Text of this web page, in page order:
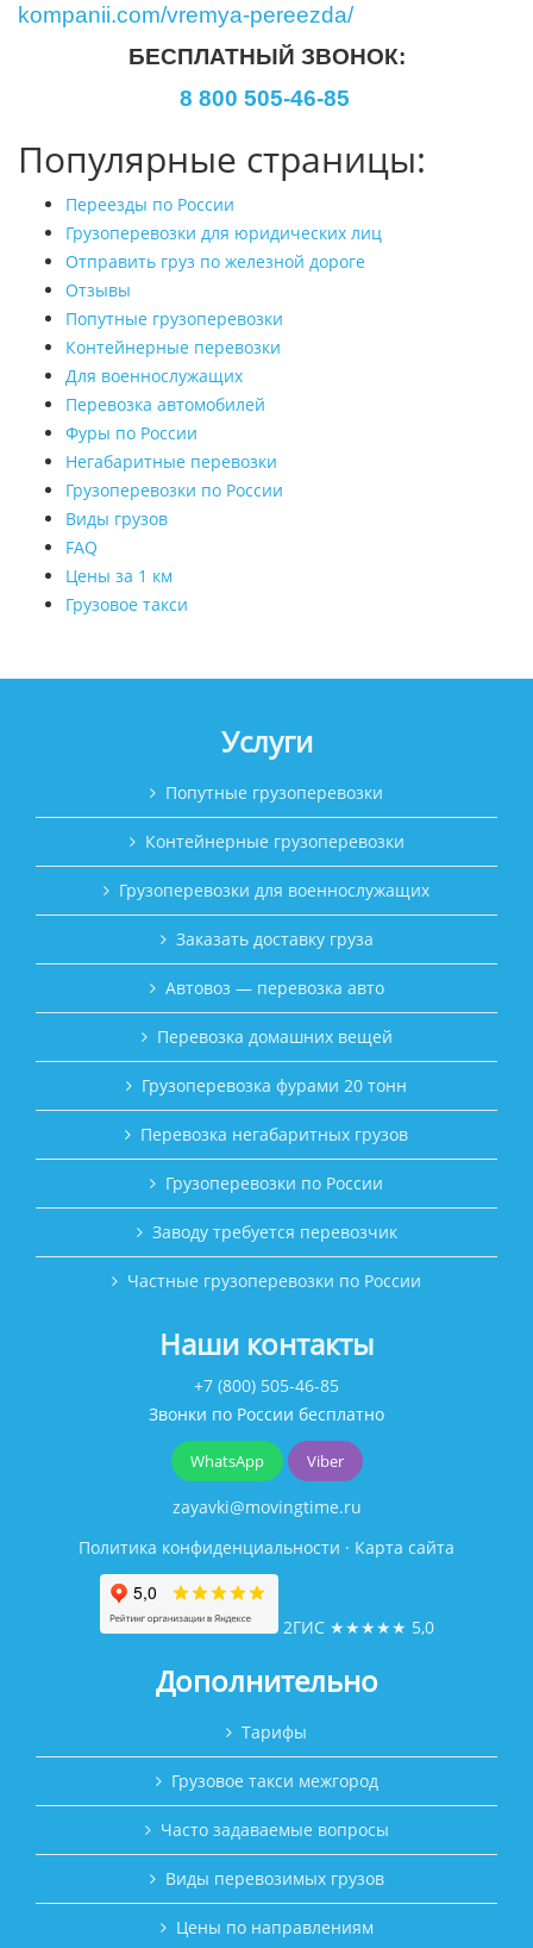
kompanii.com/vremya-pereezda/
БЕСПЛАТНЫЙ ЗВОНОК:
8 800 505-46-85
Популярные страницы:
Переезды по России
Грузоперевозки для юридических лиц
Отправить груз по железной дороге
Отзывы
Попутные грузоперевозки
Контейнерные перевозки
Для военнослужащих
Перевозка автомобилей
Фуры по России
Негабаритные перевозки
Грузоперевозки по России
Виды грузов
FAQ
Цены за 1 км
Грузовое такси
Услуги
Попутные грузоперевозки
Контейнерные грузоперевозки
Грузоперевозки для военнослужащих
Заказать доставку груза
Автовоз — перевозка авто
Перевозка домашних вещей
Грузоперевозка фурами 20 тонн
Перевозка негабаритных грузов
Грузоперевозки по России
Заводу требуется перевозчик
Частные грузоперевозки по России
Наши контакты
+7 (800) 505-46-85
Звонки по России бесплатно
WhatsApp Viber
zayavki@movingtime.ru
Политика конфиденциальности · Карта сайта
2ГИС ★★★★★ 5,0
Дополнительно
Тарифы
Грузовое такси межгород
Часто задаваемые вопросы
Виды перевозимых грузов
Цены по направлениям